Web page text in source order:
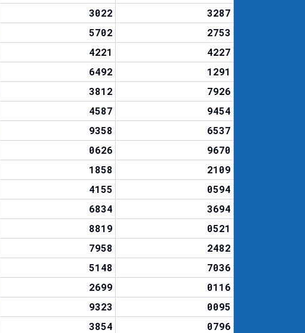
3022
3287
5702
2753
4221
4227
6492
1291
3812
7926
4587
9454
9358
6537
0626
9670
1858
2109
4155
0594
6834
3694
8819
0521
7958
2482
5148
7036
2699
0116
9323
0095
3854
0796